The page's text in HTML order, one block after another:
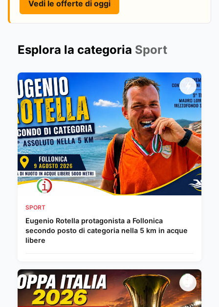
Vedi le offerte di oggi
Esplora la categoria Sport
SPORT
Eugenio Rotella protagonista a Follonica
secondo posto di categoria nella 5 km in acque
libere